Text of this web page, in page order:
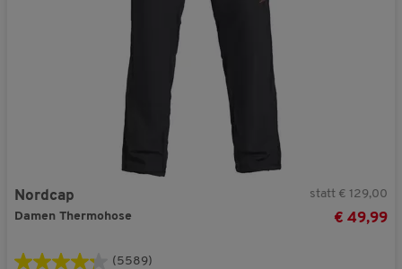
Nordcap
Damen Thermohose
statt € 129,00
€ 49,99
(5589)